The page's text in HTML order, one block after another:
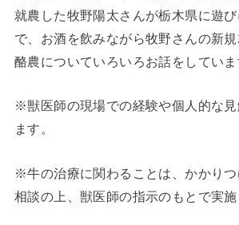
就農した牧野陽太さんが栃木県に遊
で、お酒を飲みながら牧野さんの新
酪農についていろいろお話をしていま
※獣医師の現場での経験や個人的な見
ます。
※牛の治療に関わることは、かかりつ
相談の上、獣医師の指示のもとで実施